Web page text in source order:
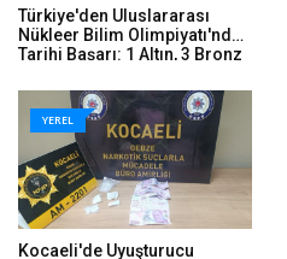
Türkiye'den Uluslararası
Nükleer Bilim Olimpiyatı'nda
Tarihi Başarı: 1 Altın, 3 Bronz
YEREL
Kocaeli'de Uyuşturucu